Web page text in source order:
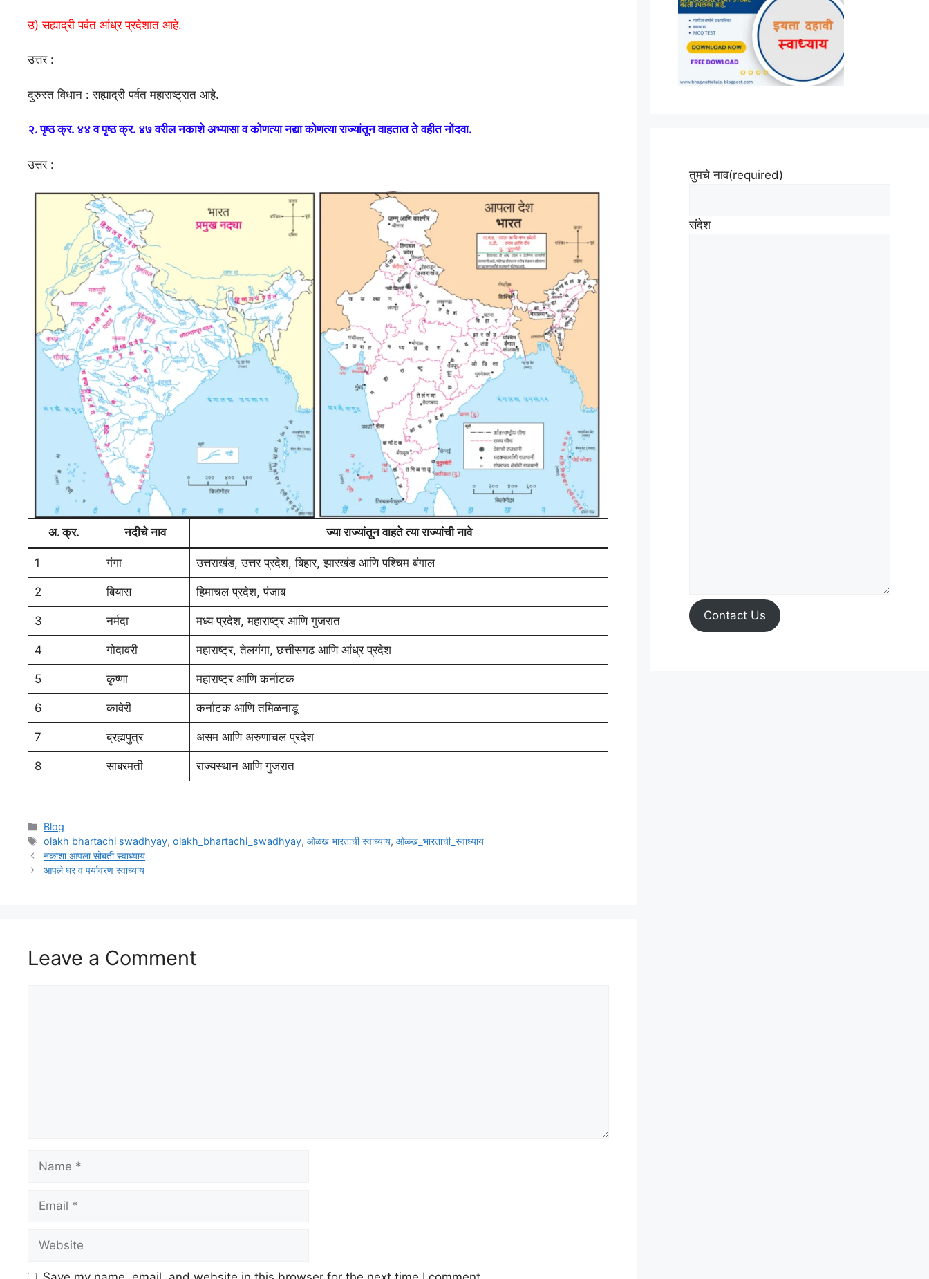
उ) सह्याद्री पर्वत आंध्र प्रदेशात आहे.
उत्तर :
दुरुस्त विधान : सह्याद्री पर्वत महाराष्ट्रात आहे.
२. पृष्ठ क्र. ४४ व पृष्ठ क्र. ४७ वरील नकाशे अभ्यासा व कोणत्या नद्या कोणत्या राज्यांतून वाहतात ते वहीत नोंदवा.
उत्तर :
अ. क्र. नदीचे नाव ज्या राज्यांतून वाहते त्या राज्यांची नावे
1 गंगा उत्तराखंड, उत्तर प्रदेश, बिहार, झारखंड आणि पश्चिम बंगाल
2 बियास हिमाचल प्रदेश, पंजाब
3 नर्मदा मध्य प्रदेश, महाराष्ट्र आणि गुजरात
4 गोदावरी महाराष्ट्र, तेलगंगा, छत्तीसगढ आणि आंध्र प्रदेश
5 कृष्णा महाराष्ट्र आणि कर्नाटक
6 कावेरी कर्नाटक आणि तमिळनाडू
7 ब्रह्मपुत्र असम आणि अरुणाचल प्रदेश
8 साबरमती राज्यस्थान आणि गुजरात
Categories
Blog
Tags
olakh bhartachi swadhyay,olakh_bhartachi_swadhyay,ओळख भारताची स्वाध्याय,ओळख_भारताची_स्वाध्याय
नकाशा आपला सोबती स्वाध्याय
आपले घर व पर्यावरण स्वाध्याय
Leave a Comment
तुमचे नाव(required)
संदेश
Contact Us